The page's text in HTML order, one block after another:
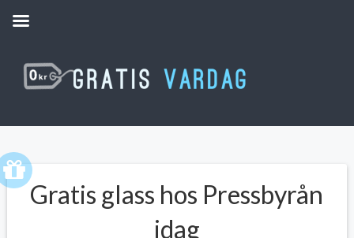
Gratis glass hos Pressbyrån
idag